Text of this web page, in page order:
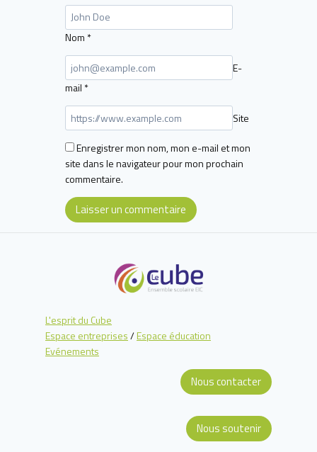
Nom *
E-
mail *
Site
Enregistrer mon nom, mon e-mail et mon
site dans le navigateur pour mon prochain
commentaire.
L'esprit du Cube
Espace entreprises/Espace éducation
Evénements
Nous contacter
Nous soutenir